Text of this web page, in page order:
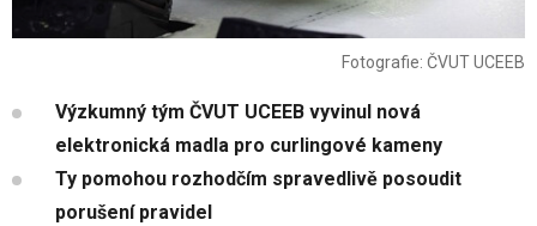
Fotografie: ČVUT UCEEB
Výzkumný tým ČVUT UCEEB vyvinul nová
elektronická madla pro curlingové kameny
Ty pomohou rozhodčím spravedlivě posoudit
porušení pravidel